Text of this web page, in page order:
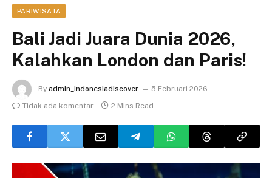
PARIWISATA
Bali Jadi Juara Dunia 2026,
Kalahkan London dan Paris!
By admin_indonesiadiscover
5 Februari 2026
Tidak ada komentar
2 Mins Read